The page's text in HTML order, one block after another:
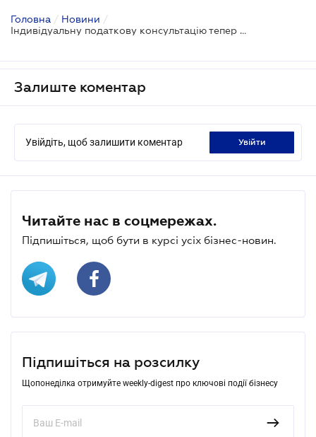
Головна / Новини /
Індивідуальну податкову консультацію тепер можна отримати онлайн
Залиште коментар
Увійдіть, щоб залишити коментар увійти
Читайте нас в соцмережах.
Підпишіться, щоб бути в курсі усіх бізнес-новин.
Підпишіться на розсилку
Щопонеділка отримуйте weekly-digest про ключові події бізнесу